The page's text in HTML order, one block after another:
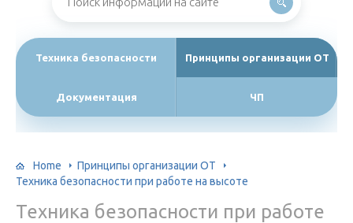
Техника безопасности Принципы организации ОТ
Документация ЧП
Home
Принципы организации ОТ
Техника безопасности при работе на высоте
Техника безопасности при работе